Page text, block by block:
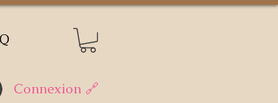
Connexion 🔗